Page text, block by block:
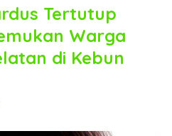
Tertutup
Warga
di Kebun